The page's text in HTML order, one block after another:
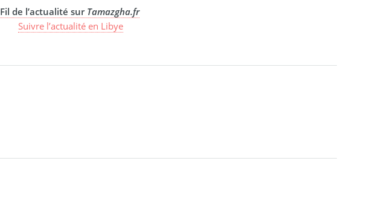
Fil de l’actualité sur Tamazgha.fr
Suivre l’actualité en Libye